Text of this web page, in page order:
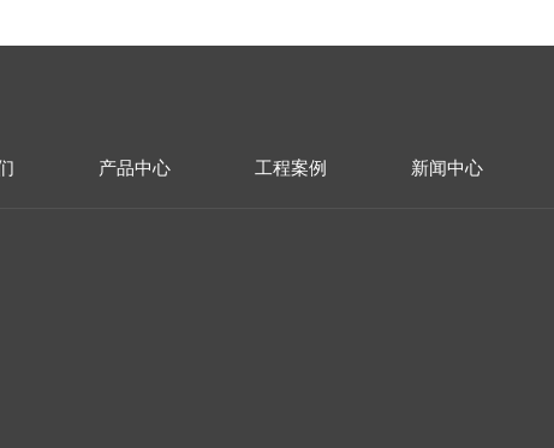
产品中心 工程案例 新闻中心